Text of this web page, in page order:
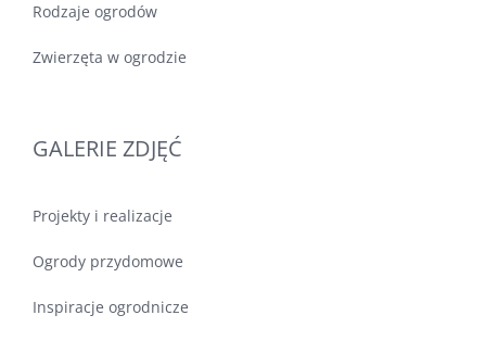
Rodzaje ogrodów
Zwierzęta w ogrodzie
GALERIE ZDJĘĆ
Projekty i realizacje
Ogrody przydomowe
Inspiracje ogrodnicze